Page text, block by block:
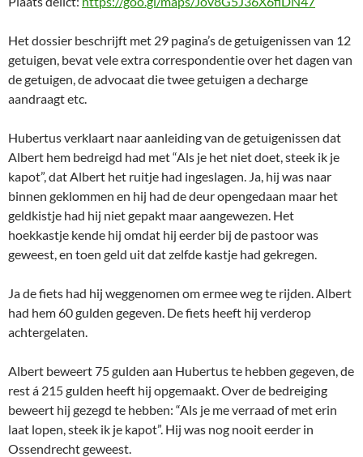
Het dossier beschrijft met 29 pagina’s de getuigenissen van 12
getuigen, bevat vele extra correspondentie over het dagen van
de getuigen, de advocaat die twee getuigen a decharge
aandraagt etc.
Hubertus verklaart naar aanleiding van de getuigenissen dat
Albert hem bedreigd had met “Als je het niet doet, steek ik je
kapot”, dat Albert het ruitje had ingeslagen. Ja, hij was naar
binnen geklommen en hij had de deur opengedaan maar het
geldkistje had hij niet gepakt maar aangewezen. Het
hoekkastje kende hij omdat hij eerder bij de pastoor was
geweest, en toen geld uit dat zelfde kastje had gekregen.
Ja de fiets had hij weggenomen om ermee weg te rijden. Albert
had hem 60 gulden gegeven. De fiets heeft hij verderop
achtergelaten.
Albert beweert 75 gulden aan Hubertus te hebben gegeven, de
rest á 215 gulden heeft hij opgemaakt. Over de bedreiging
beweert hij gezegd te hebben: “Als je me verraad of met erin
laat lopen, steek ik je kapot”. Hij was nog nooit eerder in
Ossendrecht geweest.